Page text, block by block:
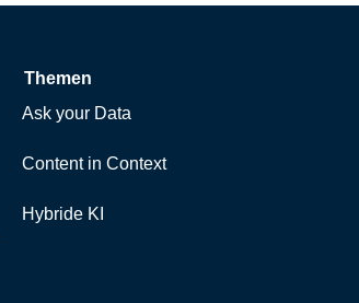
Themen
Ask your Data
Content in Context
Hybride KI